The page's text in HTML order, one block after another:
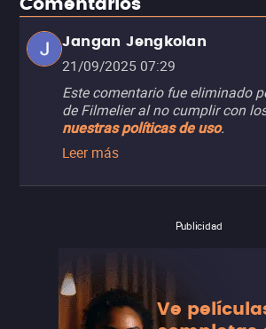
Jangan Jengkolan
21/09/2025 07:29
Este comentario fue eliminado
de Filmelier al no cumplir con
nuestras políticas de uso.
Leer más
Publicidad
Ve